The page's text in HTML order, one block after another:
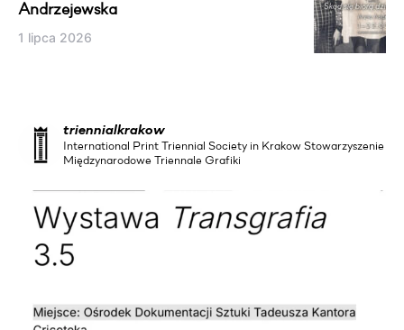
Andrzejewska
1 lipca 2026
triennialkrakow
International Print Triennial Society in Krakow Stowarzyszenie
Międzynarodowe Triennale Grafiki